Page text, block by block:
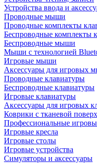
Устройства ввода и
Проводные мыши
Проводные комплекты
Беспроводные комплекты
Беспроводные мыши
Мыши с технологией
Игровые мыши
Аксессуары для игровых
Проводные клавиатуры
Беспроводные клавиатуры
Игровые клавиатуры
Аксессуары для игровых
Коврики с тканевой
Профессиональные
Игровые кресла
Игровые столы
Игровые устройства
Симуляторы и аксессуары